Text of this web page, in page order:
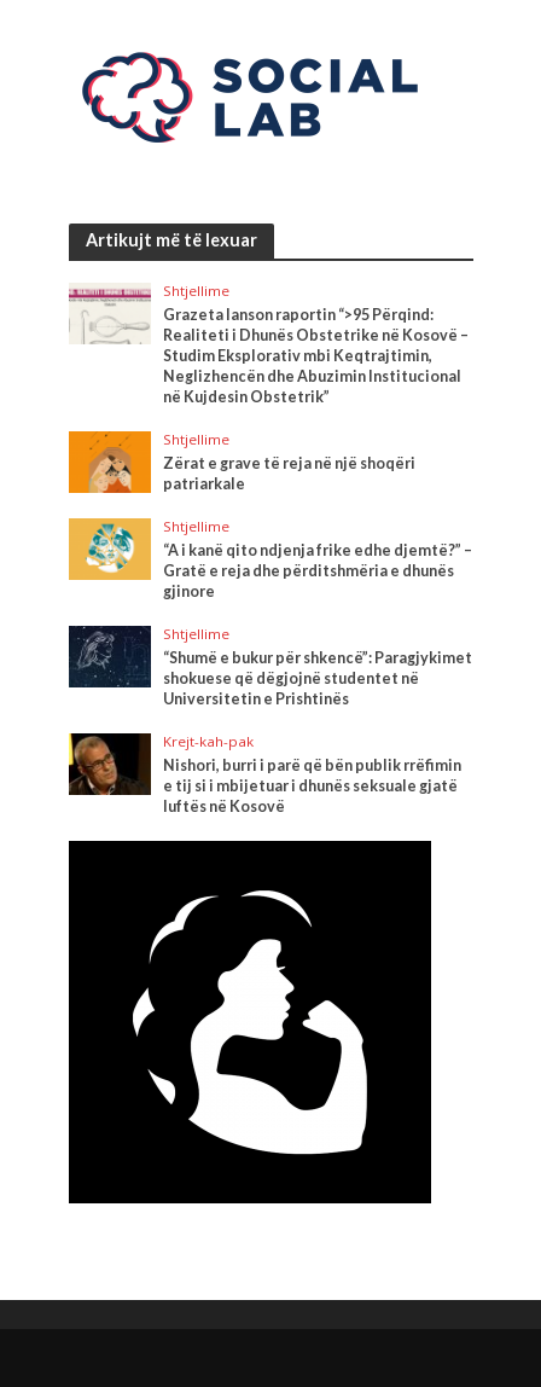
Artikujt më të lexuar
Shtjellime
Grazeta lanson raportin “>95 Përqind:
Realiteti i Dhunës Obstetrike në Kosovë –
Studim Eksplorativ mbi Keqtrajtimin,
Neglizhencën dhe Abuzimin Institucional
në Kujdesin Obstetrik”
Shtjellime
Zërat e grave të reja në një shoqëri
patriarkale
Shtjellime
“A i kanë qito ndjenja frike edhe djemtë?” –
Gratë e reja dhe përditshmëria e dhunës
gjinore
Shtjellime
“Shumë e bukur për shkencë”: Paragjykimet
shokuese që dëgjojnë studentet në
Universitetin e Prishtinës
Krejt-kah-pak
Nishori, burri i parë që bën publik rrëfimin
e tij si i mbijetuar i dhunës seksuale gjatë
luftës në Kosovë